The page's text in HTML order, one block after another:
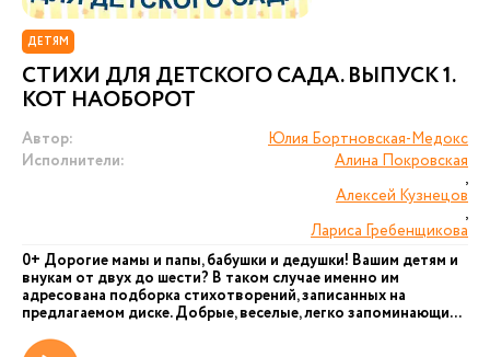
ДЕТЯМ
СТИХИ ДЛЯ ДЕТСКОГО САДА. ВЫПУСК 1.
КОТ НАОБОРОТ
Автор:
Юлия Бортновская-Медокс
Исполнители:
Алина Покровская
,
Алексей Кузнецов
,
Лариса Гребенщикова
0+ Дорогие мамы и папы, бабушки и дедушки! Вашим детям и
внукам от двух до шести? В таком случае именно им
адресована подборка стихотворений, записанных на
предлагаемом диске. Добрые, веселые, легко запоминающи...